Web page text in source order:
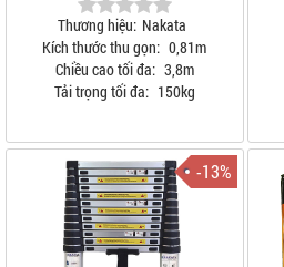
Thương hiệu: Nakata
Kích thước thu gọn: 0,81m
Chiều cao tối đa: 3,8m
Tải trọng tối đa: 150kg
-13%